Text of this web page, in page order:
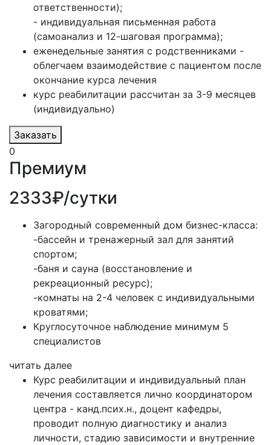
ответственности);
- индивидуальная письменная работа
(самоанализ и 12-шаговая программа);
еженедельные занятия с родственниками -
облегчаем взаимодействие с пациентом после
окончание курса лечения
курс реабилитации рассчитан за 3-9 месяцев
(индивидуально)
Заказать
0
Премиум
2333₽/сутки
Загородный современный дом бизнес-класса:
-бассейн и тренажерный зал для занятий
спортом;
-баня и сауна (восстановление и
рекреационный ресурс);
-комнаты на 2-4 человек с индивидуальными
кроватями;
Круглосуточное наблюдение минимум 5
специалистов
читать далее
Курс реабилитации и индивидуальный план
лечения составляется лично координатором
центра - канд.псих.н., доцент кафедры,
проводит полную диагностику и анализ
личности, стадию зависимости и внутренние